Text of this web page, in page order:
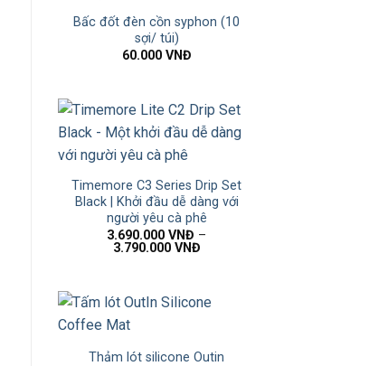
Bấc đốt đèn cồn syphon (10
sợi/ túi)
60.000 VNĐ
Timemore C3 Series Drip Set
Black | Khởi đầu dễ dàng với
người yêu cà phê
3.690.000VNĐ –
3.790.000 VNĐ
Thảm lót silicone Outin